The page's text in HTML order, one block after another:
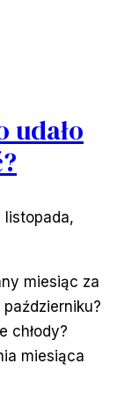
udało
listopada,
miesiąc za
październiku?
chłody?
miesiąca